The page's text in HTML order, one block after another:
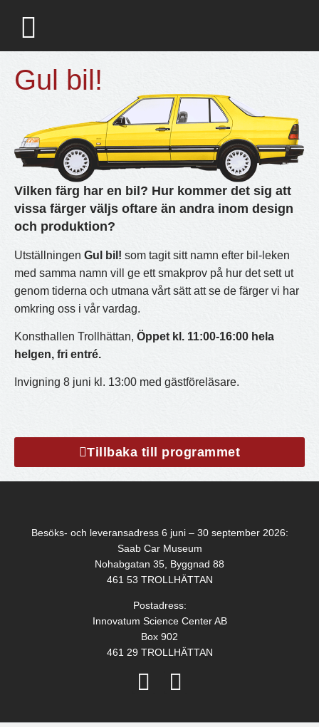
Gul bil!
Vilken färg har en bil? Hur kommer det sig att
vissa färger väljs oftare än andra inom design
och produktion?
Utställningen Gul bil! som tagit sitt namn efter bil-leken
med samma namn vill ge ett smakprov på hur det sett ut
genom tiderna och utmana vårt sätt att se de färger vi har
omkring oss i vår vardag.
Konsthallen Trollhättan, Öppet kl. 11:00-16:00 hela
helgen, fri entré.
Invigning 8 juni kl. 13:00 med gästföreläsare.
Tillbaka till programmet
Besöks- och leveransadress 6 juni – 30 september 2026:
Saab Car Museum
Nohabgatan 35, Byggnad 88
461 53 TROLLHÄTTAN
Postadress:
Innovatum Science Center AB
Box 902
461 29 TROLLHÄTTAN